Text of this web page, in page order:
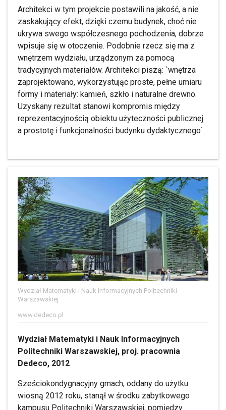
Architekci w tym projekcie postawili na jakość, a nie
zaskakujący efekt, dzięki czemu budynek, choć nie
ukrywa swego współczesnego pochodzenia, dobrze
wpisuje się w otoczenie. Podobnie rzecz się ma z
wnętrzem wydziału, urządzonym za pomocą
tradycyjnych materiałów. Architekci piszą: `wnętrza
zaprojektowano, wykorzystując proste, pełne umiaru
formy i materiały: kamień, szkło i naturalne drewno.
Uzyskany rezultat stanowi kompromis między
reprezentacyjnością obiektu użyteczności publicznej
a prostotę i funkcjonalności budynku dydaktycznego`.
Wydział Matematyki i Nauk Informacyjnych Politechniki
Warszawskiej
www.dedeco.pl
Wydział Matematyki i Nauk Informacyjnych
Politechniki Warszawskiej, proj. pracownia
Dedeco, 2012
Sześciokondygnacyjny gmach, oddany do użytku
wiosną 2012 roku, stanął w środku zabytkowego
kampusu Politechniki Warszawskiej, pomiędzy